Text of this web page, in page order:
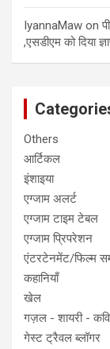
IyannaMaw on
,एसडीएम को दिया
Others
आर्टिकल
इंशाइया
एग्जाम अलर्ट
एग्जाम टाइम टेबल
एग्जाम प्रिपरेशन
एंटरटेनमेंट/फिल्म
कहानियाँ
खेल
गज़ल - शायरी -
गेस्ट ट्रैवल ब्लॉगर